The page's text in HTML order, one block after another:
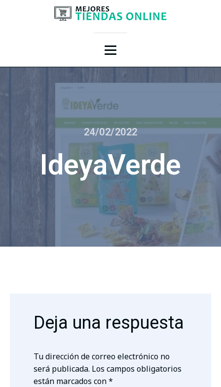
24/02/2022
IdeyaVerde
Deja una respuesta
Tu dirección de correo electrónico no
será publicada. Los campos obligatorios
están marcados con*